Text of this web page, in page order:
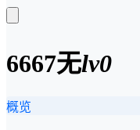
6667无lv0
概览